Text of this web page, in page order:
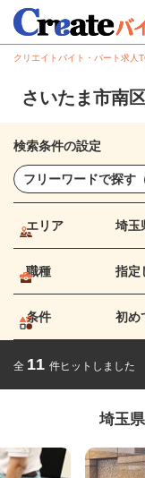
クリエイトバイト・パート求人
さいたま市南
検索条件の設定
エリア 埼玉
職種 指定
条件 初め
全 11 件ヒットしました
埼玉